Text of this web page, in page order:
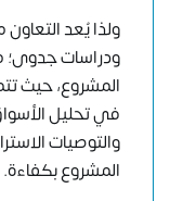
ولذا يُعد
ودراسات جدوى؛
المشروع، حيث
في تحليل
والتوصيات
المشروع بكفاءة.